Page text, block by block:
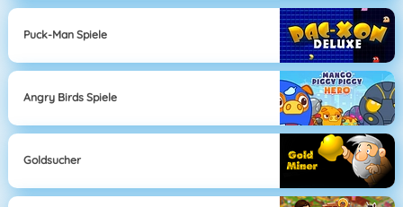
Puck-Man Spiele
Angry Birds Spiele
Goldsucher